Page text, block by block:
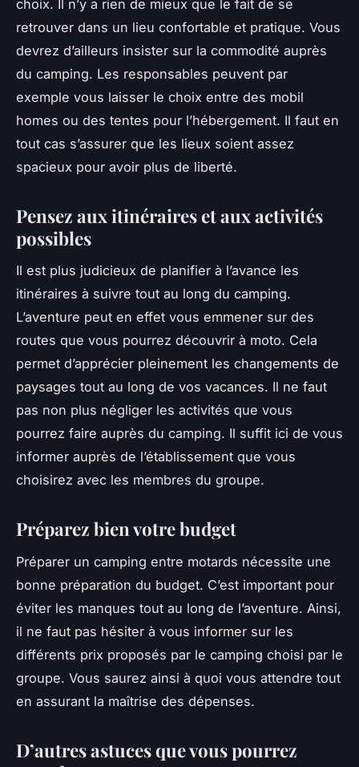
choix. Il n’y a rien de mieux que le fait de se
retrouver dans un lieu confortable et pratique. Vous
devrez d’ailleurs insister sur la commodité auprès
du camping. Les responsables peuvent par
exemple vous laisser le choix entre des mobil
homes ou des tentes pour l’hébergement. Il faut en
tout cas s’assurer que les lieux soient assez
spacieux pour avoir plus de liberté.
Pensez aux itinéraires et aux activités
possibles
Il est plus judicieux de planifier à l’avance les
itinéraires à suivre tout au long du camping.
L’aventure peut en effet vous emmener sur des
routes que vous pourrez découvrir à moto. Cela
permet d’apprécier pleinement les changements de
paysages tout au long de vos vacances. Il ne faut
pas non plus négliger les activités que vous
pourrez faire auprès du camping. Il suffit ici de vous
informer auprès de l’établissement que vous
choisirez avec les membres du groupe.
Préparez bien votre budget
Préparer un camping entre motards nécessite une
bonne préparation du budget. C’est important pour
éviter les manques tout au long de l’aventure. Ainsi,
il ne faut pas hésiter à vous informer sur les
différents prix proposés par le camping choisi par le
groupe. Vous saurez ainsi à quoi vous attendre tout
en assurant la maîtrise des dépenses.
D’autres astuces que vous pourrez